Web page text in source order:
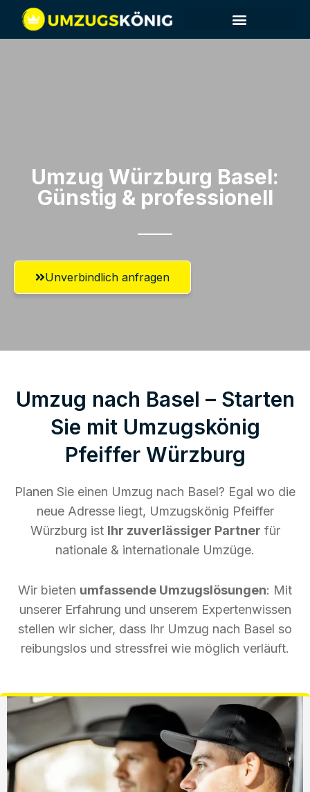
Umzug Würzburg​ Basel:
Günstig & professionell​
Unverbindlich anfragen
Umzug nach Basel – Starten
Sie mit Umzugskönig
Pfeiffer Würzburg
Planen Sie einen Umzug nach Basel? Egal wo die
neue Adresse liegt, Umzugskönig Pfeiffer
Würzburg ist Ihr zuverlässiger Partner für
nationale & internationale Umzüge.
Wir bieten umfassende Umzugslösungen: Mit
unserer Erfahrung und unserem Expertenwissen
stellen wir sicher, dass Ihr Umzug nach Basel so
reibungslos und stressfrei wie möglich verläuft.